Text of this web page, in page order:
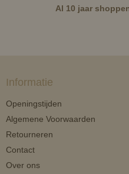
Al 10 jaar
Informatie
Openingstijden
Algemene Voorwaarden
Retourneren
Contact
Over ons